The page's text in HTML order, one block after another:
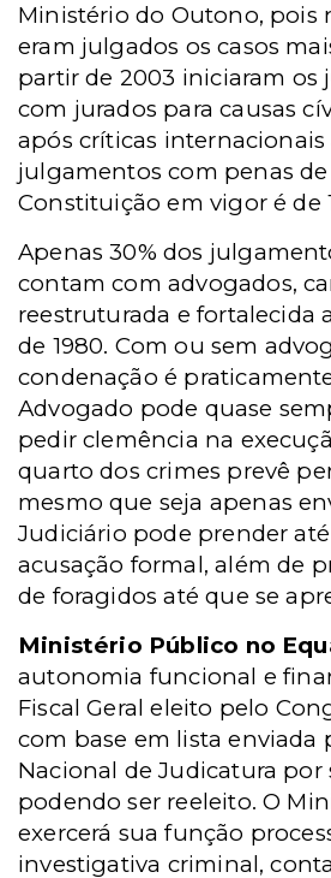
Ministério do Outono, pois
eram julgados os casos
partir de 2003 iniciaram os
com jurados para causas
após críticas
julgamentos com penas
Constituição em vigor é de
Apenas 30% dos
contam com advogados,
reestruturada e fortalecida
de 1980. Com ou sem
condenação é
Advogado pode quase
pedir clemência na
quarto dos crimes prevê
mesmo que seja apenas
Judiciário pode prender até
acusação formal, além de
de foragidos até que se
Ministério Público no
autonomia funcional e
Fiscal Geral eleito pelo
com base em lista enviada
Nacional de Judicatura por
podendo ser reeleito. O
exercerá sua função
investigativa criminal,